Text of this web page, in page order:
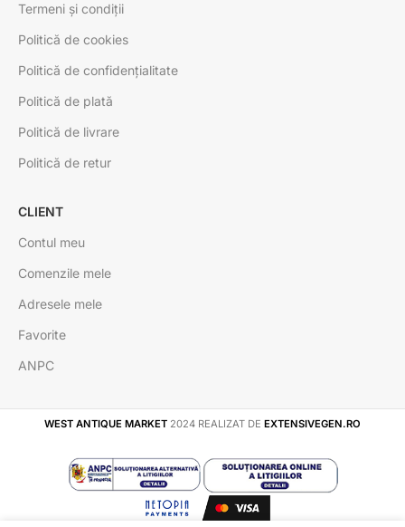
Termeni și condiții
Politică de cookies
Politică de confidențialitate
Politică de plată
Politică de livrare
Politică de retur
CLIENT
Contul meu
Comenzile mele
Adresele mele
Favorite
ANPC
WEST ANTIQUE MARKET 2024 REALIZAT DE EXTENSIVEGEN.RO